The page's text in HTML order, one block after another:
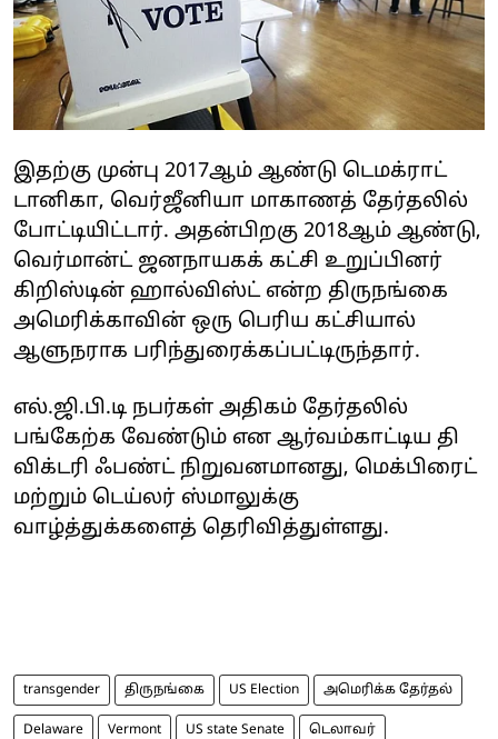
இதற்கு முன்பு 2017ஆம் ஆண்டு டெமக்ராட்
டானிகா, வெர்ஜீனியா மாகாணத் தேர்தலில்
போட்டியிட்டார். அதன்பிறகு 2018ஆம் ஆண்டு,
வெர்மான்ட் ஜனநாயகக் கட்சி உறுப்பினர்
கிறிஸ்டின் ஹால்விஸ்ட் என்ற திருநங்கை
அமெரிக்காவின் ஒரு பெரிய கட்சியால்
ஆளுநராக பரிந்துரைக்கப்பட்டிருந்தார்.
எல்.ஜி.பி.டி நபர்கள் அதிகம் தேர்தலில்
பங்கேற்க வேண்டும் என ஆர்வம்காட்டிய தி
விக்டரி ஃபண்ட் நிறுவனமானது, மெக்பிரைட்
மற்றும் டெய்லர் ஸ்மாலுக்கு
வாழ்த்துக்களைத் தெரிவித்துள்ளது.
transgender திருநங்கை US Election அமெரிக்க தேர்தல்
Delaware Vermont US state Senate டெலாவர்